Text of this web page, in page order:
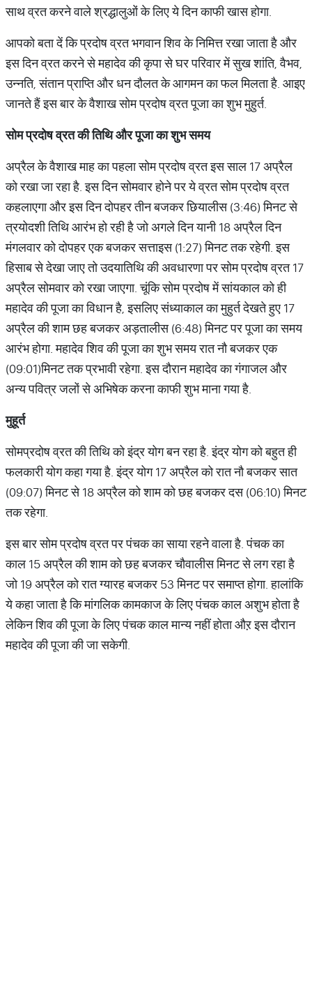
साथ व्रत करने वाले श्रद्धालुओं के लिए ये दिन काफी खास होगा.
आपको बता दें कि प्रदोष व्रत भगवान शिव के निमित्त रखा जाता है और
इस दिन व्रत करने से महादेव की कृपा से घर परिवार में सुख शांति, वैभव,
उन्नति, संतान प्राप्ति और धन दौलत के आगमन का फल मिलता है. आइए
जानते हैं इस बार के वैशाख सोम प्रदोष व्रत पूजा का शुभ मुहुर्त.
सोमप्रदोषव्रतकीतिथिऔरपूजाकाशुभसमय
अप्रैल के वैशाख माह का पहला सोम प्रदोष व्रत इस साल 17 अप्रैल
को रखा जा रहा है. इस दिन सोमवार होने पर ये व्रत सोम प्रदोष व्रत
कहलाएगा और इस दिन दोपहर तीन बजकर छियालीस (3:46) मिनट से
त्रयोदशी तिथि आरंभ हो रही है जो अगले दिन यानी 18 अप्रैल दिन
मंगलवार को दोपहर एक बजकर सत्ताइस (1:27) मिनट तक रहेगी. इस
हिसाब से देखा जाए तो उदयातिथि की अवधारणा पर सोम प्रदोष व्रत 17
अप्रैल सोमवार को रखा जाएगा. चूंकि सोम प्रदोष में सांयकाल को ही
महादेव की पूजा का विधान है, इसलिए संध्याकाल का मुहुर्त देखते हुए 17
अप्रैल की शाम छह बजकर अड़तालीस (6:48) मिनट पर पूजा का समय
आरंभ होगा. महादेव शिव की पूजा का शुभ समय रात नौ बजकर एक
(09:01)मिनट तक प्रभावी रहेगा. इस दौरान महादेव का गंगाजल और
अन्य पवित्र जलों से अभिषेक करना काफी शुभ माना गया है.
मुहूर्त
सोमप्रदोष व्रत की तिथि को इंद्र योग बन रहा है. इंद्र योग को बहुत ही
फलकारी योग कहा गया है. इंद्र योग 17 अप्रैल को रात नौ बजकर सात
(09:07) मिनट से 18 अप्रैल को शाम को छह बजकर दस (06:10) मिनट
तक रहेगा.
इस बार सोम प्रदोष व्रत पर पंचक का साया रहने वाला है. पंचक का
काल 15 अप्रैल की शाम को छह बजकर चौवालीस मिनट से लग रहा है
जो 19 अप्रैल को रात ग्यारह बजकर 53 मिनट पर समाप्त होगा. हालांकि
ये कहा जाता है कि मांगलिक कामकाज के लिए पंचक काल अशुभ होता है
लेकिन शिव की पूजा के लिए पंचक काल मान्य नहीं होता औऱ इस दौरान
महादेव की पूजा की जा सकेगी.